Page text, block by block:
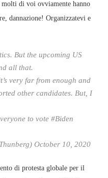
molti di voi ovviamente hanno
dannazione! Organizzatevi e
But the upcoming US
all that.
very far from enough and
other candidates. But, I
to vote #Biden
October 10, 2020
di protesta globale per il